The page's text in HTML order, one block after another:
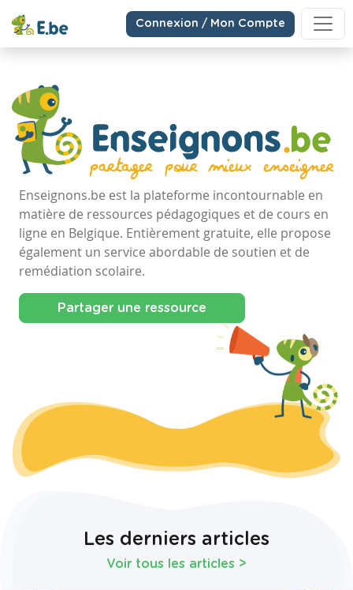
Connexion / Mon Compte
Enseignons.be est la plateforme incontournable en
matière de ressources pédagogiques et de cours en
ligne en Belgique. Entièrement gratuite, elle propose
également un service abordable de soutien et de
remédiation scolaire.
Partager une ressource
Les derniers articles
Voir tous les articles >